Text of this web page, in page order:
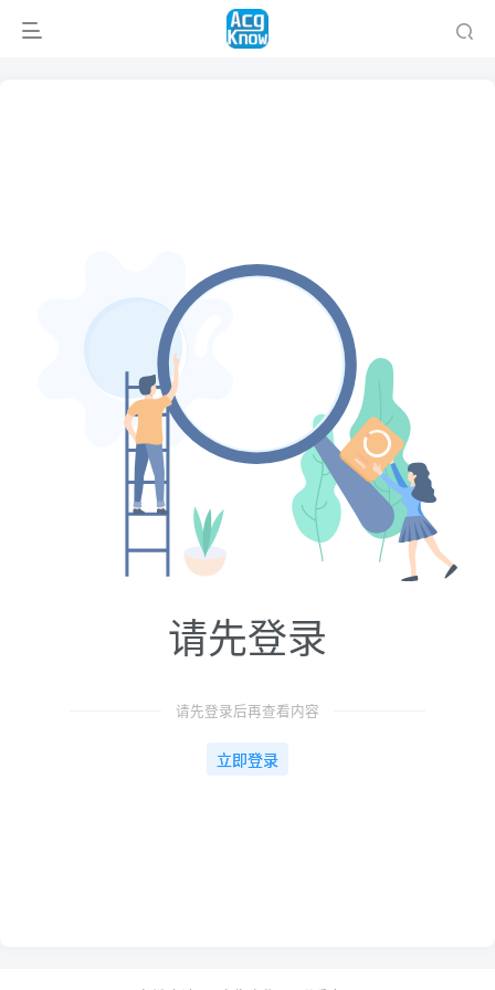
请先登录
请先登录后再查看内容
立即登录